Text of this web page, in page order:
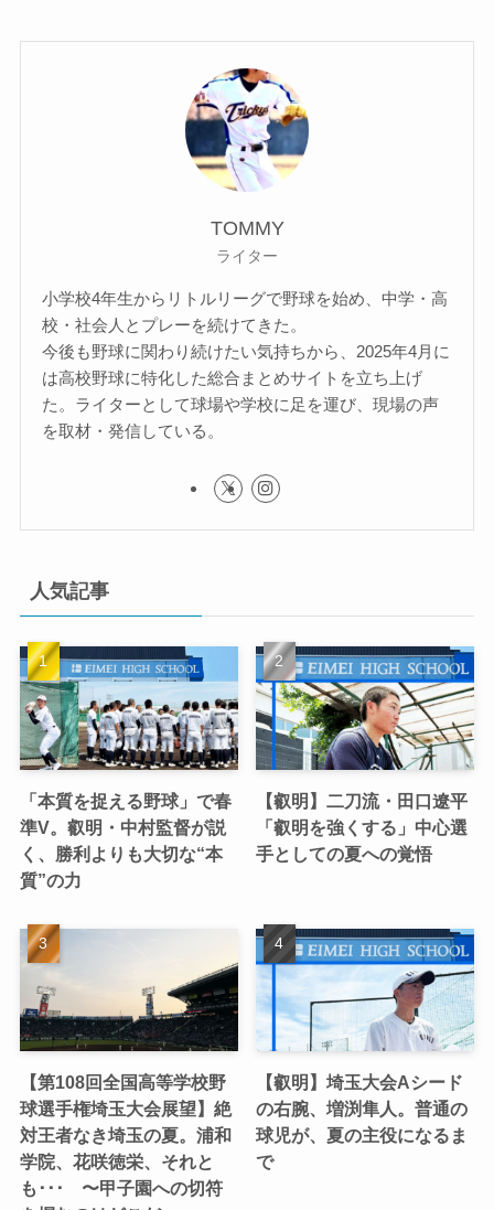
TOMMY
ライター
小学校4年生からリトルリーグで野球を始め、中学・高
校・社会人とプレーを続けてきた。
今後も野球に関わり続けたい気持ちから、2025年4月に
は高校野球に特化した総合まとめサイトを立ち上げ
た。ライターとして球場や学校に足を運び、現場の声
を取材・発信している。
人気記事
「本質を捉える野球」で春
準V。叡明・中村監督が説
く、勝利よりも大切な“本
質”の力
【叡明】二刀流・田口遼平
「叡明を強くする」中心選
手としての夏への覚悟
【第108回全国高等学校野
球選手権埼玉大会展望】絶
対王者なき埼玉の夏。浦和
学院、花咲徳栄、それと
も･･･ 〜甲子園への切符
【叡明】埼玉大会Aシード
の右腕、増渕隼人。普通の
球児が、夏の主役になるま
で